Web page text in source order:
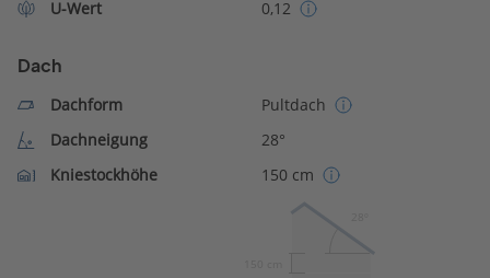
U-Wert 0,12
Dach
Dachform
Pultdach
Dachneigung
28°
Kniestockhöhe
150 cm